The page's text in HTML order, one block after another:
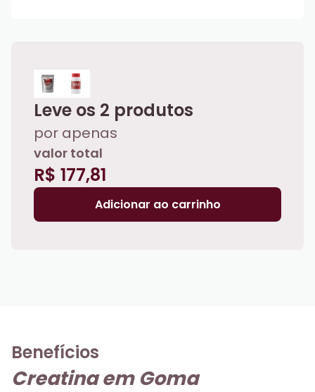
Leve os 2 produtos
por apenas
valor total
R$ 177,81
Adicionar ao carrinho
Benefícios
Creatina em Goma